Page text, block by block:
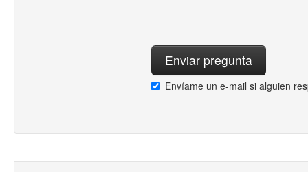
Envíame un e-mail si alguien